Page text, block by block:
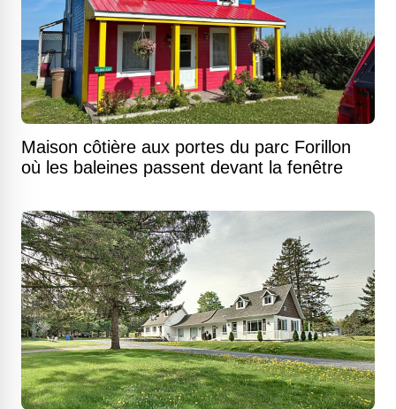
Maison côtière aux portes du parc Forillon
où les baleines passent devant la fenêtre